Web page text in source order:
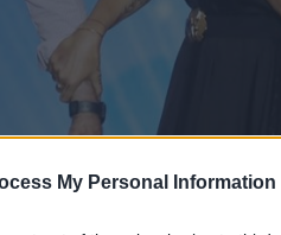
My Personal Information